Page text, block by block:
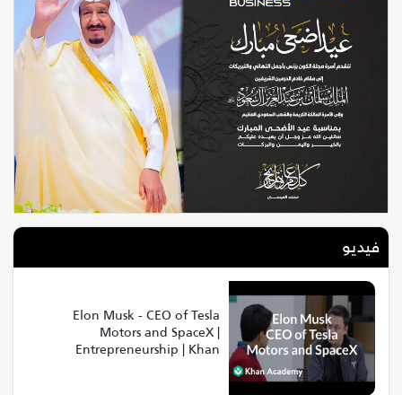
فيديو
Elon Musk - CEO of Tesla
Motors and SpaceX |
Entrepreneurship | Khan